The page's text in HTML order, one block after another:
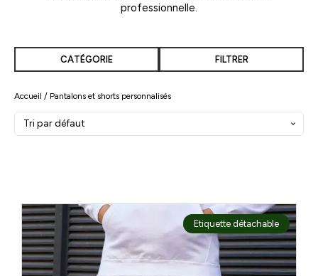
professionnelle.
CATÉGORIE FILTRER
Accueil / Pantalons et shorts personnalisés
Etiquette détachable